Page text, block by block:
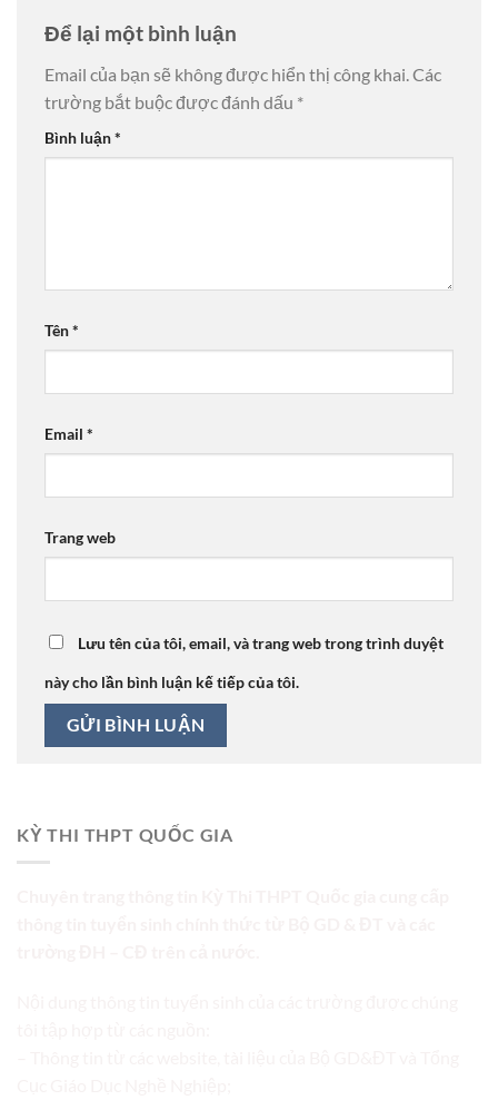
Để lại một bình luận
Email của bạn sẽ không được hiển thị công khai.Các
trường bắt buộc được đánh dấu *
Bình luận*
Tên*
Email *
Trang web
Lưu tên của tôi, email, và trang web trong trình duyệt
này cho lần bình luận kế tiếp của tôi.
KỲ THI THPT QUỐC GIA